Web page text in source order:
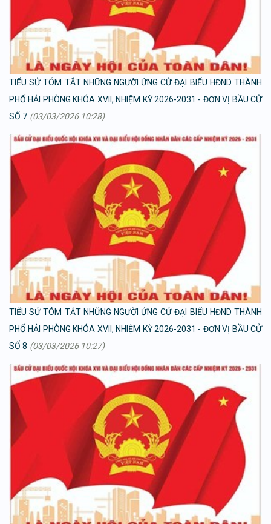
TIỂU SỬ TÓM TẮT NHỮNG NGƯỜI ỨNG CỬ ĐẠI BIỂU HĐND THÀNH
PHỐ HẢI PHÒNG KHÓA XVII, NHIỆM KỲ 2026-2031 - ĐƠN VỊ BẦU CỬ
SỐ 7 (03/03/2026 10:28)
TIỂU SỬ TÓM TẮT NHỮNG NGƯỜI ỨNG CỬ ĐẠI BIỂU HĐND THÀNH
PHỐ HẢI PHÒNG KHÓA XVII, NHIỆM KỲ 2026-2031 - ĐƠN VỊ BẦU CỬ
SỐ 8 (03/03/2026 10:27)